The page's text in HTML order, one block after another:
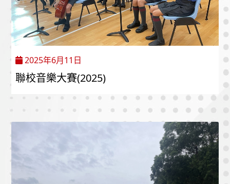
2025年6月11日
聯校音樂大賽(2025)